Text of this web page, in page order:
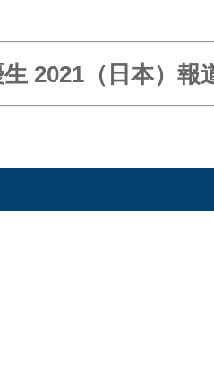
2021（日本）報